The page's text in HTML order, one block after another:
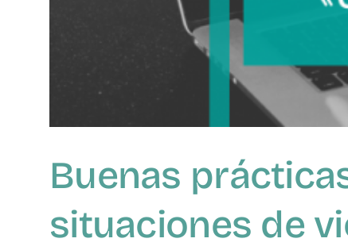
Buenas
situaciones de